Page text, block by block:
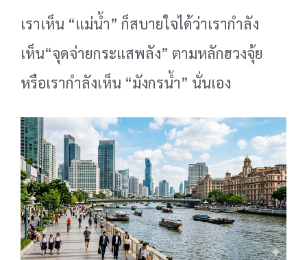
เราเห็น “แม่น้ำ” ก็สบายใจได้ว่าเรากำลัง
เห็น“จุดจ่ายกระแสพลัง” ตามหลักฮวงจุ้ย
หรือเรากำลังเห็น “มังกรน้ำ” นั่นเอง